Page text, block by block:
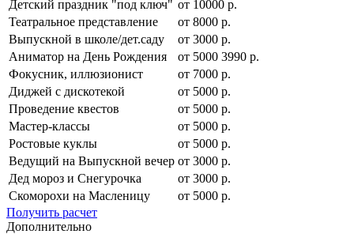
Детский праздник "под ключ" от 10000 р.
Театральное представление
от 8000 р.
Выпускной в школе/дет.саду
от 3000 р.
Аниматор на День Рождения
от 5000 3990 р.
Фокусник, иллюзионист
от 7000 р.
Диджей с дискотекой
от 5000 р.
Проведение квестов
от 5000 р.
Мастер-классы
от 5000 р.
Ростовые куклы
от 5000 р.
Ведущий на Выпускной вечер от 3000 р.
Дед мороз и Снегурочка
от 3000 р.
Скоморохи на Масленицу
от 5000 р.
Получить расчет
Дополнительно